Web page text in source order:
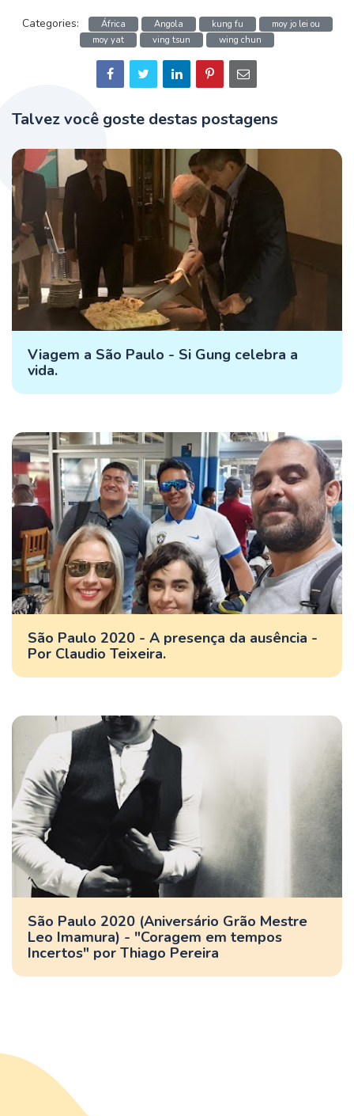
Categories: África Angola kung fu
moy jo lei ou
moy yat
ving tsun wing chun
Talvez você goste destas postagens
Viagem a São Paulo - Si Gung celebra a
vida.
São Paulo 2020 - A presença da ausência -
Por Claudio Teixeira.
São Paulo 2020 (Aniversário Grão Mestre
Leo Imamura) - "Coragem em tempos
Incertos" por Thiago Pereira